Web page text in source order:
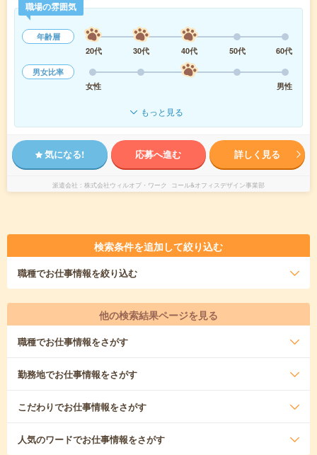
職場の雰囲気
年齢層
20代
30代 40代 50代
60代
男女比率
女性
男性
もっと見る
気になる! 応募へ進む 詳しく見る
派遣会社 株式会社ウィルオブ・ワーク コール&オフィスデザイン事業部
検索条件を追加して絞り込む
職種でお仕事情報を絞り込む
他の検索結果ページを見る
職種でお仕事情報をさがす
勤務地でお仕事情報をさがす
こだわりでお仕事情報をさがす
人気のワードでお仕事情報をさがす